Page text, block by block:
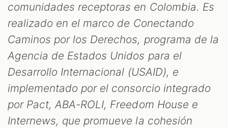
comunidades receptoras en Colombia. Es
realizado en el marco de Conectando
Caminos por los Derechos, programa de la
Agencia de Estados Unidos para el
Desarrollo Internacional (USAID), e
implementado por el consorcio integrado
por Pact, ABA-ROLI, Freedom House e
Internews, que promueve la cohesión